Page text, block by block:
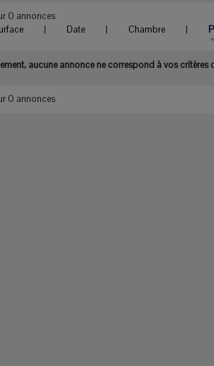
0 annonces
| Date | Chambre |
aucune annonce ne correspond à vos critères
0 annonces